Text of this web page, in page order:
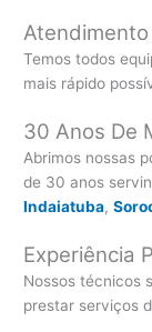
Atendimento
Temos todos
mais rápido
30 Anos De
Abrimos nossas
de 30 anos
Indaiatuba,
Experiência
Nossos técnicos
prestar serviços